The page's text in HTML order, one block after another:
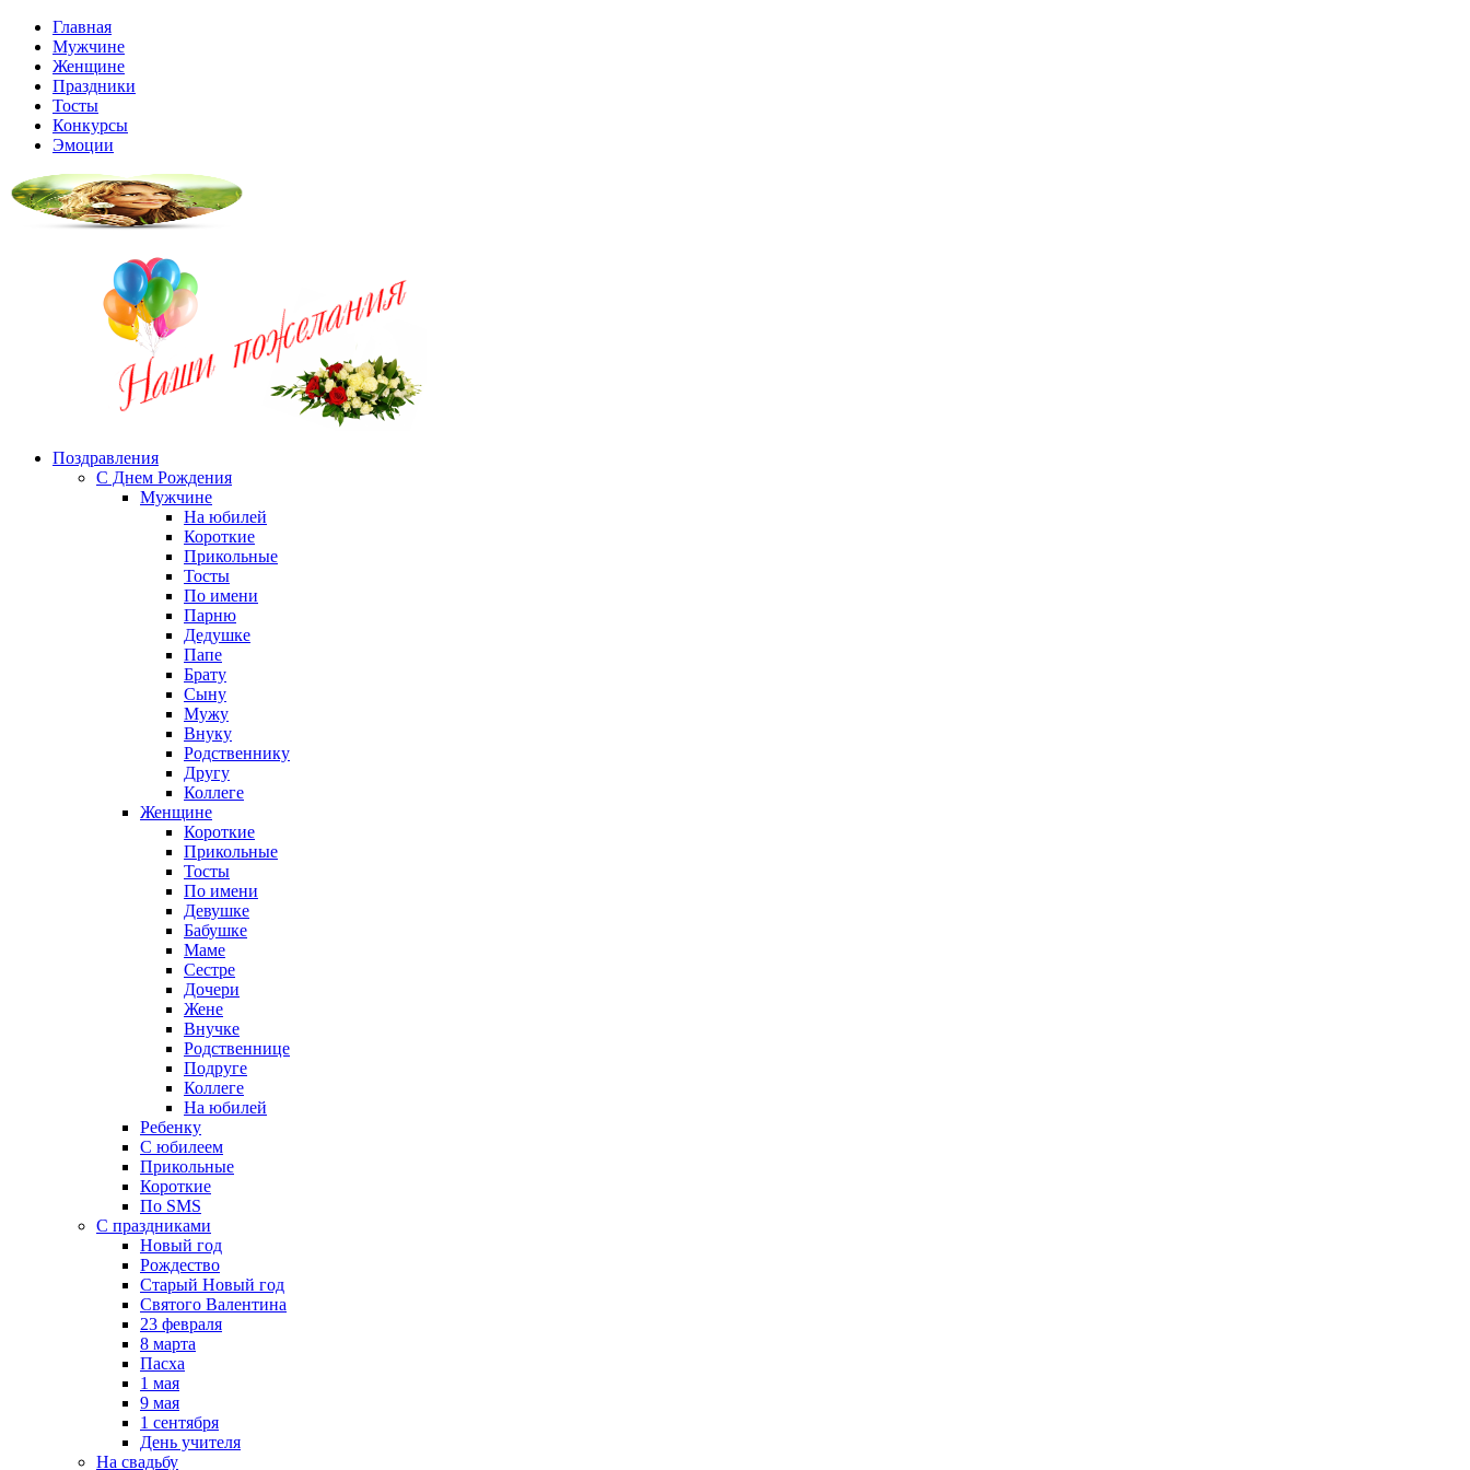
Главная
Мужчине
Женщине
Праздники
Тосты
Конкурсы
Эмоции
Поздравления
С Днем Рождения
Мужчине
На юбилей
Короткие
Прикольные
Тосты
По имени
Парню
Дедушке
Папе
Брату
Сыну
Мужу
Внуку
Родственнику
Другу
Коллеге
Женщине
Короткие
Прикольные
Тосты
По имени
Девушке
Бабушке
Маме
Сестре
Дочери
Жене
Внучке
Родственнице
Подруге
Коллеге
На юбилей
Ребенку
С юбилеем
Прикольные
Короткие
По SMS
С праздниками
Новый год
Рождество
Старый Новый год
Святого Валентина
23 февраля
8 марта
Пасха
1 мая
9 мая
1 сентября
День учителя
На свадьбу